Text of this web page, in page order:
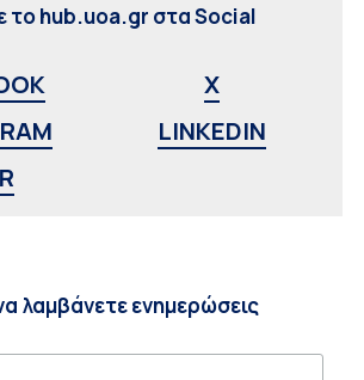
το hub.uoa.gr στα Social
X
LINKEDIN
λαμβάνετε ενημερώσεις